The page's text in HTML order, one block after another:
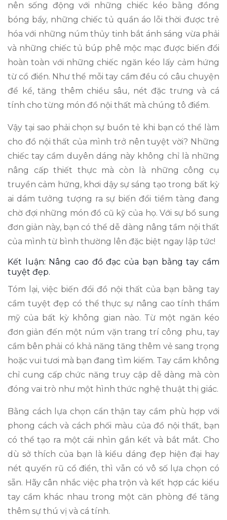
nên sống động với những chiếc kéo bằng đồng
bóng bẩy, những chiếc tủ quần áo lỗi thời được trẻ
hóa với những núm thủy tinh bắt ánh sáng vừa phải
và những chiếc tủ búp phê mộc mạc được biến đổi
hoàn toàn với những chiếc ngăn kéo lấy cảm hứng
từ cổ điển. Như thể mỗi tay cầm đều có câu chuyện
để kể, tăng thêm chiều sâu, nét đặc trưng và cá
tính cho từng món đồ nội thất mà chúng tô điểm.
Vậy tại sao phải chọn sự buồn tẻ khi bạn có thể làm
cho đồ nội thất của mình trở nên tuyệt vời? Những
chiếc tay cầm duyên dáng này không chỉ là những
nâng cấp thiết thực mà còn là những công cụ
truyền cảm hứng, khơi dậy sự sáng tạo trong bất kỳ
ai dám tưởng tượng ra sự biến đổi tiềm tàng đang
chờ đợi những món đồ cũ kỹ của họ. Với sự bổ sung
đơn giản này, bạn có thể dễ dàng nâng tầm nội thất
của mình từ bình thường lên đặc biệt ngay lập tức!
Kết luận: Nâng cao đồ đạc của bạn bằng tay cầm
tuyệt đẹp.
Tóm lại, việc biến đổi đồ nội thất của bạn bằng tay
cầm tuyệt đẹp có thể thực sự nâng cao tính thẩm
mỹ của bất kỳ không gian nào. Từ một ngăn kéo
đơn giản đến một núm vặn trang trí công phu, tay
cầm bên phải có khả năng tăng thêm vẻ sang trọng
hoặc vui tươi mà bạn đang tìm kiếm. Tay cầm không
chỉ cung cấp chức năng truy cập dễ dàng mà còn
đóng vai trò như một hình thức nghệ thuật thị giác.
Bằng cách lựa chọn cẩn thận tay cầm phù hợp với
phong cách và cách phối màu của đồ nội thất, bạn
có thể tạo ra một cái nhìn gắn kết và bắt mắt. Cho
dù sở thích của bạn là kiểu dáng đẹp hiện đại hay
nét quyến rũ cổ điển, thì vẫn có vô số lựa chọn có
sẵn. Hãy cân nhắc việc pha trộn và kết hợp các kiểu
tay cầm khác nhau trong một căn phòng để tăng
thêm sự thú vị và cá tính.